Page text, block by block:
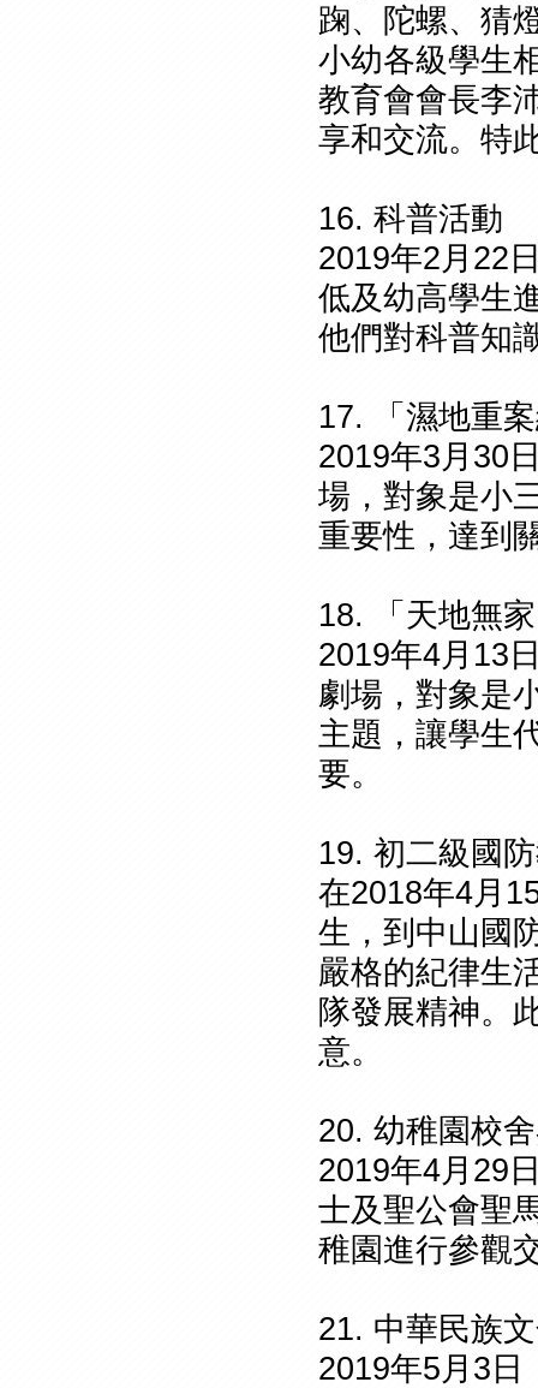
踘、陀螺、猜
小幼各級學生
教育會會長李
享和交流。特
16. 科普活動
2019年2月22
低及幼高學生
他們對科普知
17. 「濕地重
2019年3月30
場，對象是小
重要性，達到
18. 「天地無
2019年4月13
劇場，對象是
主題，讓學生
要。
19. 初二級國
在2018年4月
生，到中山國
嚴格的紀律生
隊發展精神。
意。
20. 幼稚園校
2019年4月29
士及聖公會聖
稚園進行參觀
21. 中華民族
2019年5月3日